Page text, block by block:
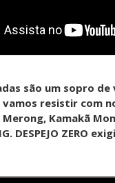
são um sopro
vamos resistir com
Merong, Kamakã
DESPEJO ZERO